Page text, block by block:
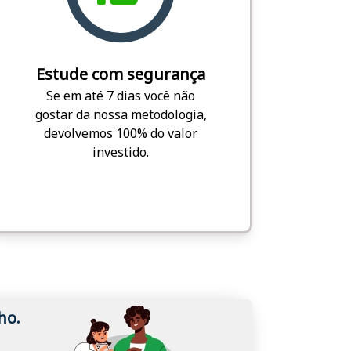
Estude com segurança
Se em até 7 dias você não
gostar da nossa metodologia,
devolvemos 100% do valor
investido.